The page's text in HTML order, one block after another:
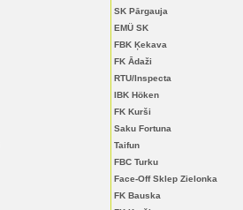
SK Pārgauja
EMÜ SK
FBK Ķekava
FK Ādaži
RTU/Inspecta
IBK Höken
FK Kurši
Saku Fortuna
Taifun
FBC Turku
Face-Off Sklep Zielonka
FK Bauska